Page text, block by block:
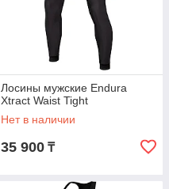
Лосины мужские Endura
Xtract Waist Tight
Нет в наличии
35 900 ₸